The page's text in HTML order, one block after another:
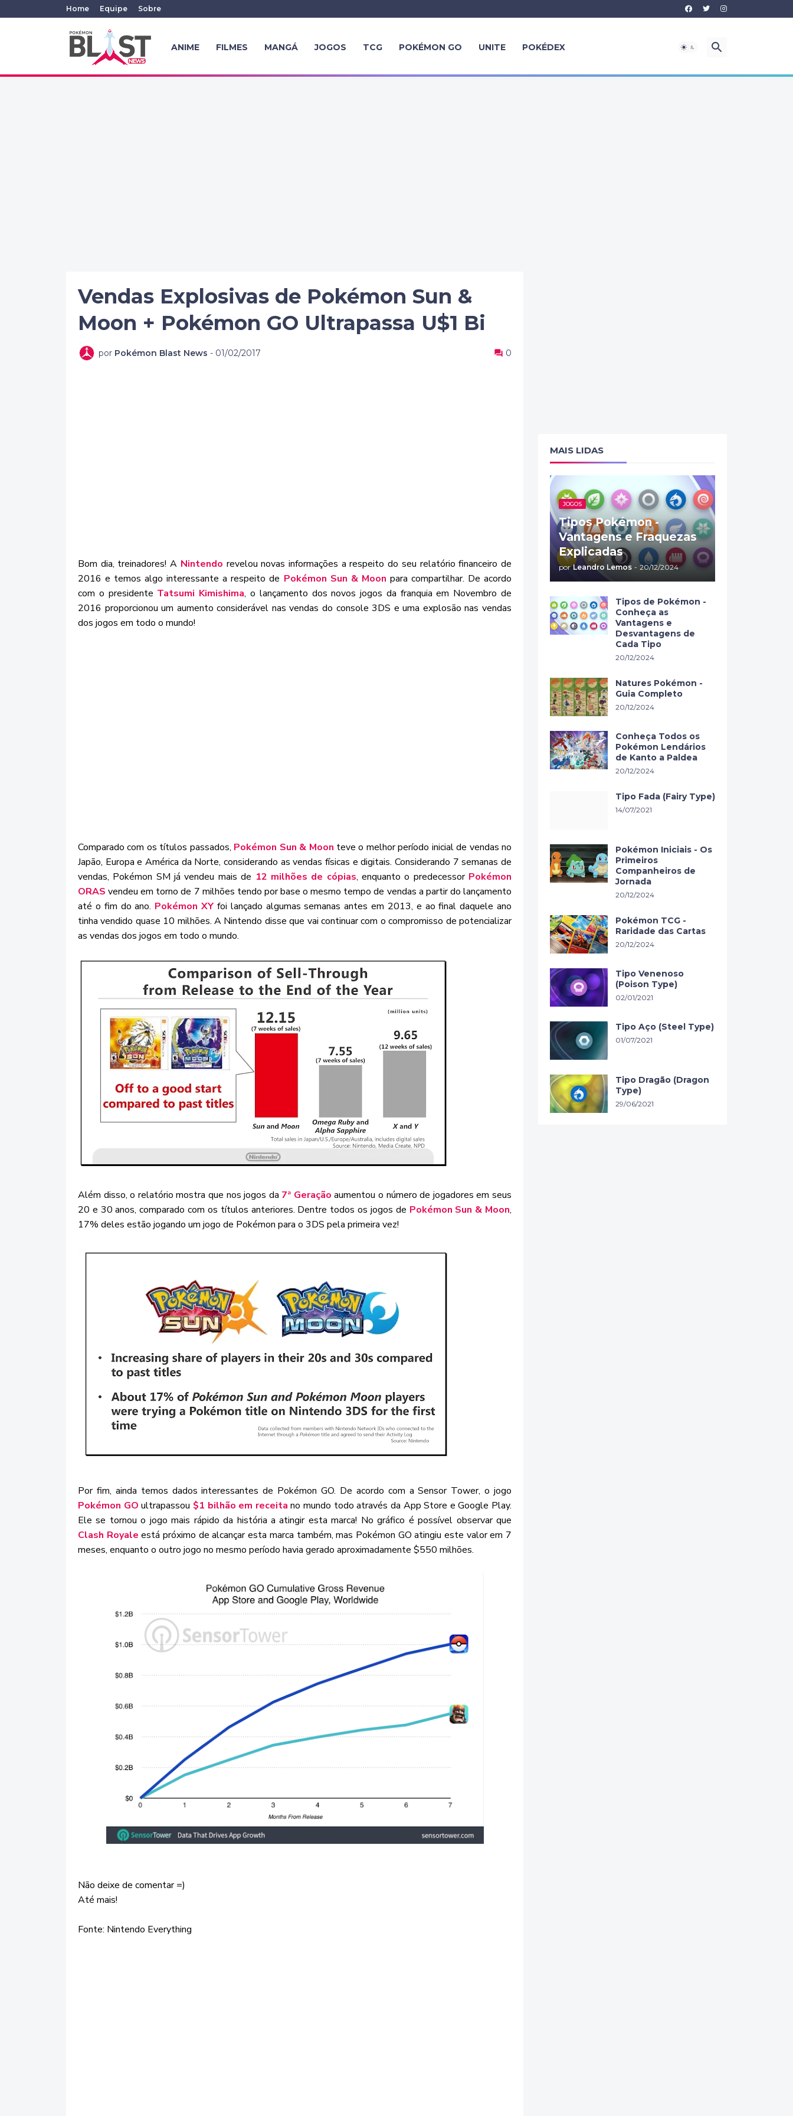
Home Equipe Sobre
ANIME FILMES MANGÁ JOGOS TCG POKÉMON GO UNITE POKÉDEX
Vendas Explosivas de Pokémon Sun &
Moon + Pokémon GO Ultrapassa U$1 Bi
por Pokémon Blast News - 01/02/2017 0
Bom dia, treinadores! A Nintendo revelou novas informações a respeito do seu relatório financeiro de
2016 e temos algo interessante a respeito de Pokémon Sun & Moon para compartilhar. De acordo
com o presidente Tatsumi Kimishima, o lançamento dos novos jogos da franquia em Novembro de
2016 proporcionou um aumento considerável nas vendas do console 3DS e uma explosão nas vendas
dos jogos em todo o mundo!
Comparado com os títulos passados, Pokémon Sun & Moon teve o melhor período inicial de vendas no
Japão, Europa e América da Norte, considerando as vendas físicas e digitais. Considerando 7 semanas de
vendas, Pokémon SM já vendeu mais de 12 milhões de cópias, enquanto o predecessor Pokémon
ORAS vendeu em torno de 7 milhões tendo por base o mesmo tempo de vendas a partir do lançamento
até o fim do ano. Pokémon XY foi lançado algumas semanas antes em 2013, e ao final daquele ano
tinha vendido quase 10 milhões. A Nintendo disse que vai continuar com o compromisso de potencializar
as vendas dos jogos em todo o mundo.
Além disso, o relatório mostra que nos jogos da 7ª Geraçãoaumentou o número de jogadores em seus
20 e 30 anos, comparado com os títulos anteriores. Dentre todos os jogos de Pokémon Sun & Moon,
17% deles estão jogando um jogo de Pokémon para o 3DS pela primeira vez!
Por fim, ainda temos dados interessantes de Pokémon GO. De acordo com a Sensor Tower, o jogo
Pokémon GO ultrapassou $1 bilhão em receita no mundo todo através da App Store e Google Play.
Ele se tornou o jogo mais rápido da história a atingir esta marca! No gráfico é possível observar que
Clash Royaleestá próximo de alcançar esta marca também, mas Pokémon GO atingiu este valor em 7
meses, enquanto o outro jogo no mesmo período havia gerado aproximadamente $550 milhões.
Não deixe de comentar =)
Até mais!
Fonte: Nintendo Everything
MAIS LIDAS
JOGOS
Tipos Pokémon -
Vantagens e Fraquezas
Explicadas
por Leandro Lemos - 20/12/2024
Tipos de Pokémon -
Conheça as
Vantagens e
Desvantagens de
Cada Tipo
20/12/2024
Natures Pokémon -
Guia Completo
20/12/2024
Conheça Todos os
Pokémon Lendários
de Kanto a Paldea
20/12/2024
Tipo Fada (Fairy Type)
14/07/2021
Pokémon Iniciais - Os
Primeiros
Companheiros de
Jornada
20/12/2024
Pokémon TCG -
Raridade das Cartas
20/12/2024
Tipo Venenoso
(Poison Type)
02/01/2021
Tipo Aço (Steel Type)
01/07/2021
Tipo Dragão (Dragon
Type)
29/06/2021